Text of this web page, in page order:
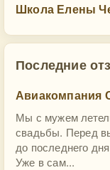
Школа Елены
Последние
Авиакомпания
Мы с мужем
свадьбы. Перед
до последнего
Уже в сам...